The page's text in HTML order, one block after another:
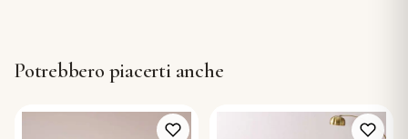
Potrebbero piacerti anche